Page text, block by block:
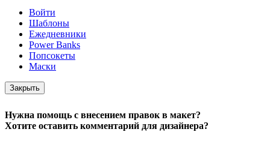
Войти
Шаблоны
Ежедневники
Power Banks
Попсокеты
Маски
Закрыть
Нужна помощь с внесением правок в макет?
Хотите оставить комментарий для дизайнера?